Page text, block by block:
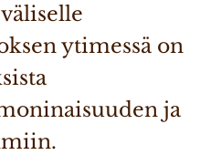
ytimessä on
ja